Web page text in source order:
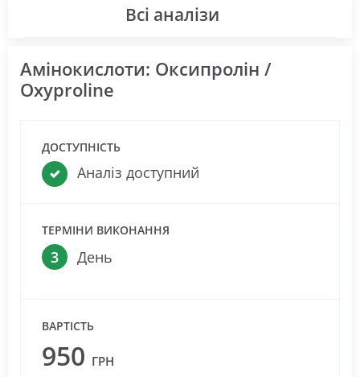
Всі аналізи
Амінокислоти: Оксипролін /
Oxyproline
ДОСТУПНІСТЬ
Аналіз доступний
ТЕРМІНИ ВИКОНАННЯ
3 День
ВАРТІСТЬ
950 ГРН